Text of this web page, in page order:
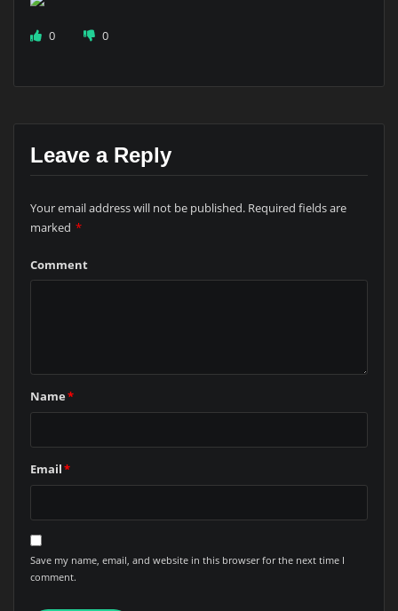
0 0
Leave a Reply
Your email address will not be published. Required fields are
marked *
Comment
Name*
Email*
Save my name, email, and website in this browser for the next time I
comment.